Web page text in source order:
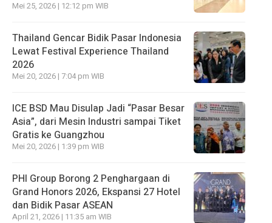
Mei 25, 2026 | 12:12 pm WIB
Thailand Gencar Bidik Pasar Indonesia
Lewat Festival Experience Thailand
2026
Mei 20, 2026 | 7:04 pm WIB
ICE BSD Mau Disulap Jadi “Pasar Besar
Asia”, dari Mesin Industri sampai Tiket
Gratis ke Guangzhou
Mei 20, 2026 | 1:39 pm WIB
PHI Group Borong 2 Penghargaan di
Grand Honors 2026, Ekspansi 27 Hotel
dan Bidik Pasar ASEAN
April 21, 2026 | 11:35 am WIB